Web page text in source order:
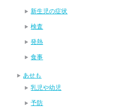
新生児の症状
検査
発熱
食事
あせも
乳児や幼児
予防